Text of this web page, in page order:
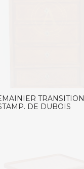
TRANSITION
DE DUBOIS